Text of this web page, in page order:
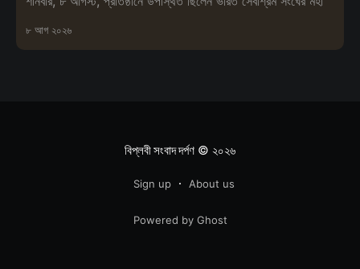
৮ আগ ২০২৬
বিপ্লবী সংবাদ দর্পণ© ২০২৬
Sign up About us
Powered by Ghost